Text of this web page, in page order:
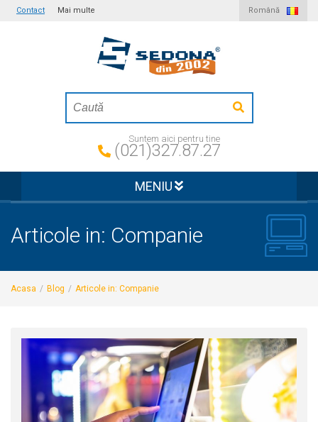
Contact Mai multe Română
Suntem aici pentru tine
(021)327.87.27
MENIU
Articole in: Companie
Acasa / Blog / Articole in: Companie